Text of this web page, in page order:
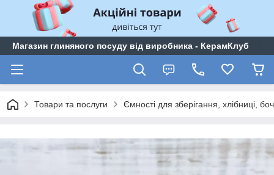
Магазин глиняного посуду від виробника - КерамКлуб
Товари та послуги Ємності для зберігання, хлібниці,